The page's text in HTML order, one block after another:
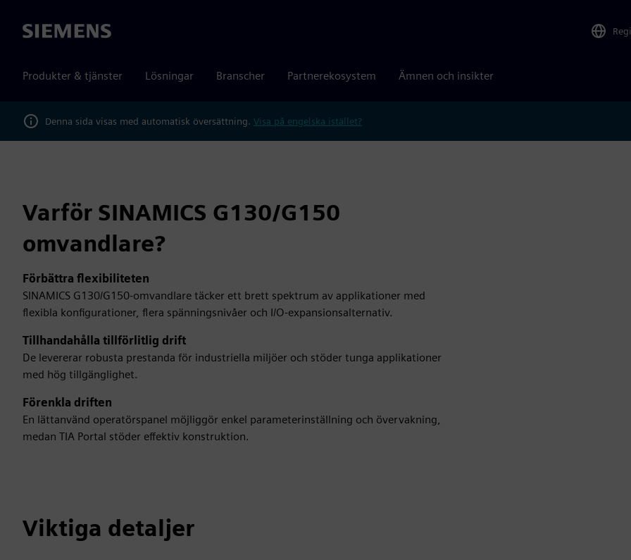
Siemens
Produkter & tjänster Lösningar Branscher Partnerekosystem Ämnen och insikter
Denna sida visas med automatisk översättning. Visa på engelska istället?
Varför SINAMICS G130/G150
omvandlare?
Förbättra flexibiliteten
SINAMICS G130/G150-omvandlare täcker ett brett spektrum av applikationer med
flexibla konfigurationer, flera spänningsnivåer och I/O-expansionsalternativ.
Tillhandahålla tillförlitlig drift
De levererar robusta prestanda för industriella miljöer och stöder tunga applikationer
med hög tillgänglighet.
Förenkla driften
En lättanvänd operatörspanel möjliggör enkel parameterinställning och övervakning,
medan TIA Portal stöder effektiv konstruktion.
Viktiga detaljer